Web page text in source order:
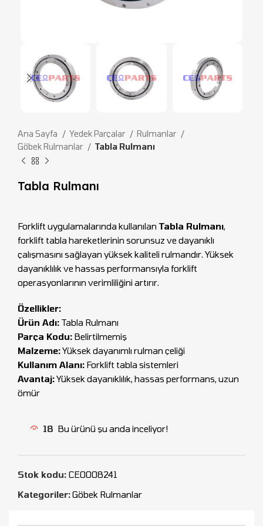
Ana Sayfa Yedek Parçalar
Rulmanlar
Göbek Rulmanlar
Tabla Rulmanı
Tabla Rulmanı
Forklift uygulamalarında kullanılan Tabla Rulmanı,
forklift tabla hareketlerinin sorunsuz ve dayanıklı
çalışmasını sağlayan yüksek kaliteli rulmandır. Yüksek
dayanıklılık ve hassas performansıyla forklift
operasyonlarının verimliliğini artırır.
Özellikler:
Ürün Adı: Tabla Rulmanı
Parça Kodu: Belirtilmemiş
Malzeme:Yüksek dayanımlı rulman çeliği
Kullanım Alanı: Forklift tabla sistemleri
Avantaj:Yüksek dayanıklılık, hassas performans, uzun
ömür
18 Bu ürünü şu anda inceliyor!
Stok kodu: CEO008241
Kategoriler:Göbek Rulmanlar